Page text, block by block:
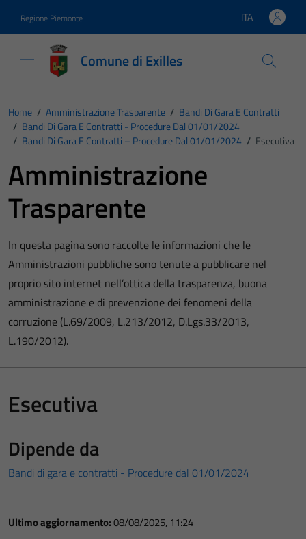
Regione Piemonte Lingua attiva:
ITA
Comune di Exilles
Home / Amministrazione Trasparente / Bandi Di Gara E Contratti
/ Bandi Di Gara E Contratti - Procedure Dal 01/01/2024
/ Bandi Di Gara E Contratti – Procedure Dal 01/01/2024 / Esecutiva
Amministrazione
Trasparente
In questa pagina sono raccolte le informazioni che le
Amministrazioni pubbliche sono tenute a pubblicare nel
proprio sito internet nell’ottica della trasparenza, buona
amministrazione e di prevenzione dei fenomeni della
corruzione (L.69/2009, L.213/2012, D.Lgs.33/2013,
L.190/2012).
Esecutiva
Dipende da
Bandi di gara e contratti - Procedure dal 01/01/2024
Ultimo aggiornamento:08/08/2025, 11:24